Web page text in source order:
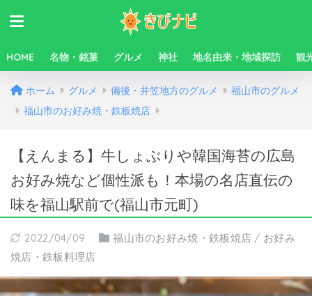
HOME 名物・銘菓 グルメ 神社 地名由来・地域探訪 観
ホーム グルメ 備後・井笠地方のグルメ
福山市のグルメ
福山市のお好み焼・鉄板焼店
【えんまる】牛しょぶりや韓国海苔の広島
お好み焼など個性派も！本場の名店直伝の
味を福山駅前で(福山市元町)
2022/04/09 福山市のお好み焼・鉄板焼店 / お好み
焼店・鉄板料理店